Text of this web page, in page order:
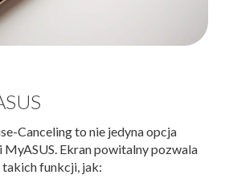
Canceling to nie jedyna opcja
Ekran powitalny pozwala
funkcji, jak: